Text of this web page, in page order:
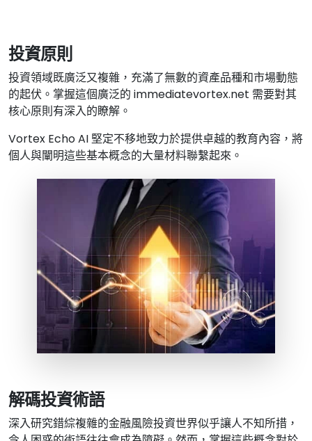
投資原則
投資領域既廣泛又複雜，充滿了無數的資產品種和市場動態
的起伏。掌握這個廣泛的 immediatevortex.net 需要對其
核心原則有深入的瞭解。
Vortex Echo AI 堅定不移地致力於提供卓越的教育內容，將
個人與闡明這些基本概念的大量材料聯繫起來。
解碼投資術語
深入研究錯綜複雜的金融風險投資世界似乎讓人不知所措，